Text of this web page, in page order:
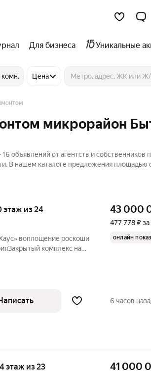
Для бизнеса Уникальные
комн. Цена
микрорайон
объявлений от агентств и собственников
нашем каталоге предложения площадью
этаж из 24
комплекс на
43 000
477 778 ₽ за
онлайн показ
6 часов
этаж из 23 41 000